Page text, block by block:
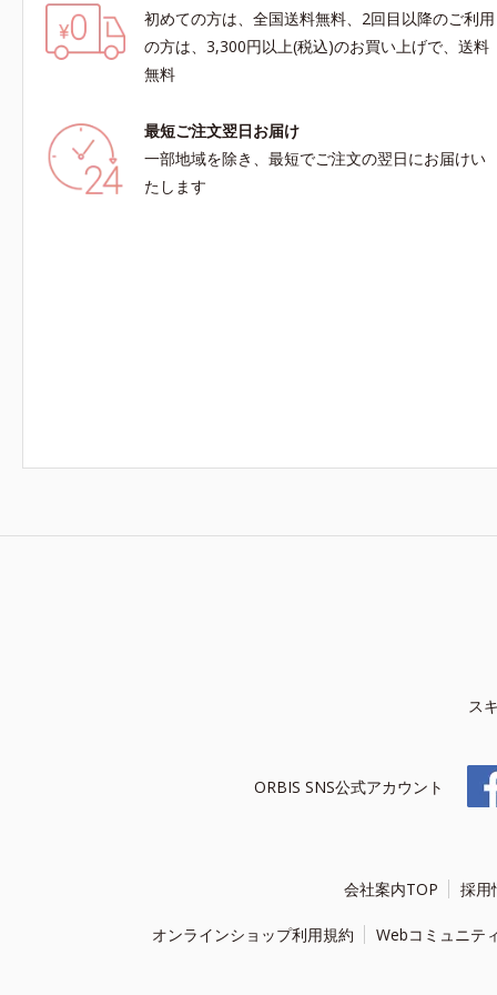
初めての方は、全国送料無料、2回目以降のご利用
の方は、3,300円以上(税込)のお買い上げで、送料
無料
最短ご注文翌日お届け
一部地域を除き、最短でご注文の翌日にお届けい
たします
ス
ORBIS SNS公式アカウント
会社案内TOP 採用
オンラインショップ利用規約 Webコミュニテ